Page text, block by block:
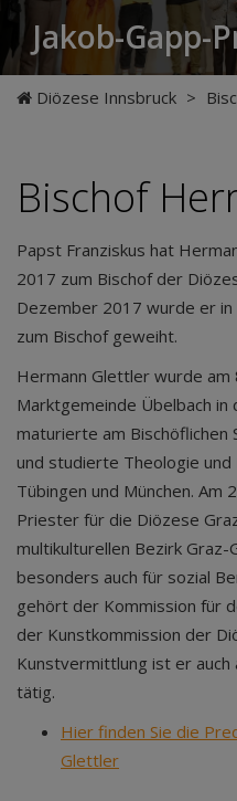
Jakob-Gapp-
Diözese Innsbruck >
Bischof
Papst Franziskus hat
2017 zum Bischof der
Dezember 2017 wurde er
zum Bischof geweiht.
Hermann Glettler wurde am
Marktgemeinde Übelbach
maturierte am Bischöflichen
und studierte Theologie und
Tübingen und München. Am
Priester für die Diözese
multikulturellen Bezirk
besonders auch für sozial
gehört der Kommission für
der Kunstkommission der
Kunstvermittlung ist er
tätig.
Hier finden Sie die
Glettler